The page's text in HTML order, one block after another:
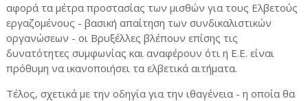
αφορά τα μέτρα προστασίας των μισθών για τους Ελβετούς
εργαζομένους - βασική απαίτηση των συνδικαλιστικών
οργανώσεων - οι Βρυξέλλες βλέπουν επίσης τις
δυνατότητες συμφωνίας και αναφέρουν ότι η Ε.Ε. είναι
πρόθυμη να ικανοποιήσει τα ελβετικά αιτήματα.
Τέλος, σχετικά με την οδηγία για την ιθαγένεια - η οποία θα